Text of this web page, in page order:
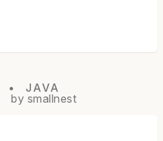
JAVA
by smallnest